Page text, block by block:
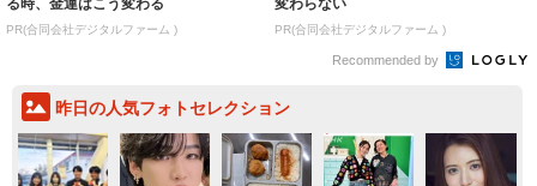
る時、金運はこう変わる
PR(合同会社デジタルファーム )
変わらない
PR(合同会社デジタルファーム )
Recommended by
昨日の人気フォトセレクション